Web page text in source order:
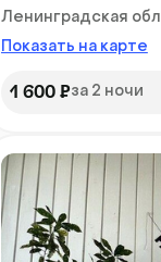
Ленинградская обл
Показать на карте
1 600 ₽за 2 ночи